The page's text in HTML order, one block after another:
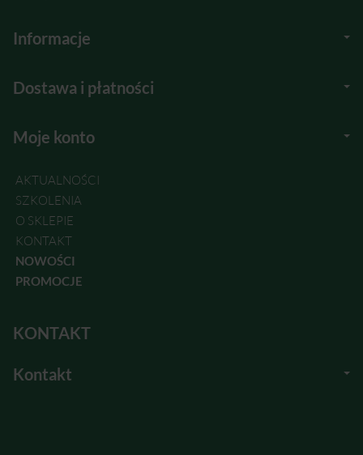
Informacje
Dostawa i płatności
Moje konto
AKTUALNOŚCI
SZKOLENIA
O SKLEPIE
KONTAKT
NOWOŚCI
PROMOCJE
KONTAKT
Kontakt